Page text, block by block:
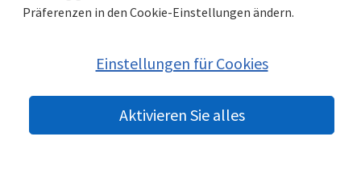
Präferenzen in den Cookie-Einstellungen ändern.
Einstellungen für Cookies
Aktivieren Sie alles